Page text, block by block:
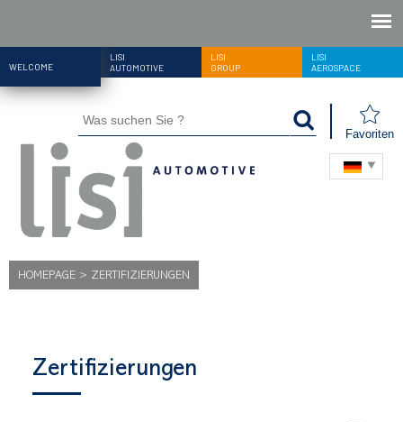
WELCOME
LISI
AUTOMOTIVE
LISI
GROUP
LISI
AEROSPACE
Favoriten
HOMEPAGE > ZERTIFIZIERUNGEN
Zertifizierungen